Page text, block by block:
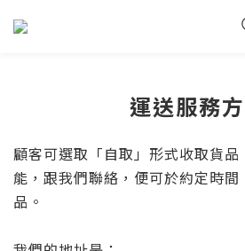
運送服務
顧客可選取「自取」形式收取貨
能，跟我們聯絡，便可於約定時
品。